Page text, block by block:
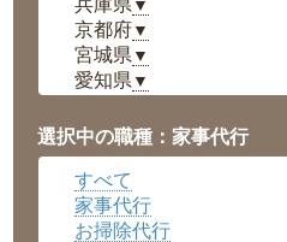
兵庫県 ▼
京都府▼
宮城県 ▼
愛知県 ▼
岡山県▼
広島県▼
沖縄県
選択中の職種：家事代行
すべて
家事代行
お掃除代行